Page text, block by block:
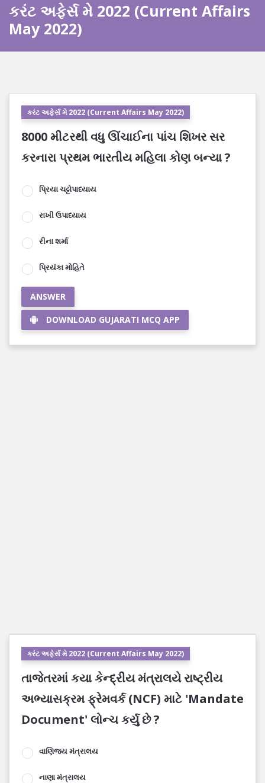
કરંટ અફેર્સ મે 2022 (Current Affairs
May 2022)
કરંટ અફેર્સ મે 2022 (Current Affairs May 2022)
8000 મીટરથી વધુ ઊંચાઈના પાંચ શિખર સર
કરનારા પ્રથમ ભારતીય મહિલા કોણ બન્યા ?
પ્રિયા ચટ્ટોપાધ્યાય
રાખી ઉપાધ્યાય
રીના શર્મા
પ્રિયંકા મોહિતે
ANSWER
DOWNLOAD GUJARATI MCQ APP
કરંટ અફેર્સ મે 2022 (Current Affairs May 2022)
તાજેતરમાં કયા કેન્દ્રીય મંત્રાલયે રાષ્ટ્રીય
અભ્યાસક્રમ ફ્રેમવર્ક (NCF) માટે 'Mandate
Document' લોન્ચ કર્યુ છે ?
વાણિજ્ય મંત્રાલય
નાણા મંત્રાલય